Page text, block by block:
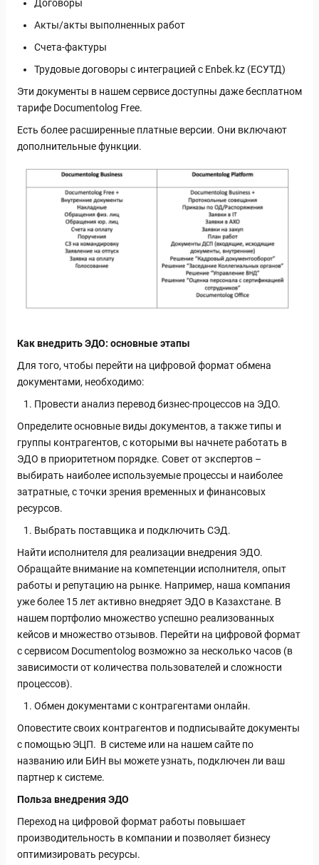
Договоры
Акты/акты выполненных работ
Счета-фактуры
Трудовые договоры с интеграцией с Enbek.kz (ЕСУТД)
Эти документы в нашем сервисе доступны даже бесплатном
тарифе Documentolog Free.
Есть более расширенные платные версии. Они включают
дополнительные функции.
Как внедрить ЭДО: основные этапы
Для того, чтобы перейти на цифровой формат обмена
документами, необходимо:
Провести анализ перевод бизнес-процессов на ЭДО.
Определите основные виды документов, а также типы и
группы контрагентов, с которыми вы начнете работать в
ЭДО в приоритетном порядке. Совет от экспертов –
выбирать наиболее используемые процессы и наиболее
затратные, с точки зрения временных и финансовых
ресурсов.
Выбрать поставщика и подключить СЭД.
Найти исполнителя для реализации внедрения ЭДО.
Обращайте внимание на компетенции исполнителя, опыт
работы и репутацию на рынке. Например, наша компания
уже более 15 лет активно внедряет ЭДО в Казахстане. В
нашем портфолио множество успешно реализованных
кейсов и множество отзывов. Перейти на цифровой формат
с сервисом Documentolog возможно за несколько часов (в
зависимости от количества пользователей и сложности
процессов).
Обмен документами с контрагентами онлайн.
Оповестите своих контрагентов и подписывайте документы
с помощью ЭЦП. В системе или на нашем сайте по
названию или БИН вы можете узнать, подключен ли ваш
партнер к системе.
Польза внедрения ЭДО
Переход на цифровой формат работы повышает
производительность в компании и позволяет бизнесу
оптимизировать ресурсы.